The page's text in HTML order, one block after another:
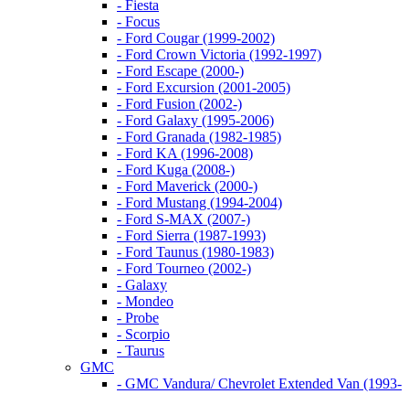
- Fiesta
- Focus
- Ford Cougar (1999-2002)
- Ford Crown Victoria (1992-1997)
- Ford Escape (2000-)
- Ford Excursion (2001-2005)
- Ford Fusion (2002-)
- Ford Galaxy (1995-2006)
- Ford Granada (1982-1985)
- Ford KA (1996-2008)
- Ford Kuga (2008-)
- Ford Maverick (2000-)
- Ford Mustang (1994-2004)
- Ford S-MAX (2007-)
- Ford Sierra (1987-1993)
- Ford Taunus (1980-1983)
- Ford Tourneo (2002-)
- Galaxy
- Mondeo
- Probe
- Scorpio
- Taurus
GMC
- GMC Vandura/ Chevrolet Extended Van (1993-